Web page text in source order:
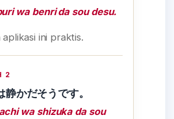
wa benri da sou desu.
aplikasi ini praktis.
2
静かだそうです。
wa shizuka da sou